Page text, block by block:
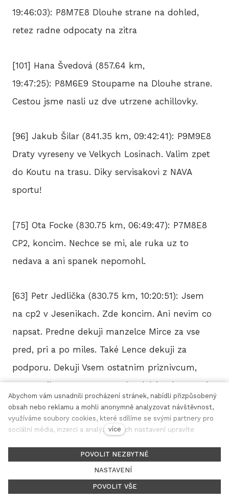
19:46:03): P8M7E8 Dlouhe strane na dohled,
retez radne odpocaty na zitra
[101] Hana Švedová (857.64 km,
19:47:25): P8M6E9 Stoupame na Dlouhe strane.
Cestou jsme nasli uz dve utrzene achillovky.
[96] Jakub Šilar (841.35 km, 09:42:41): P9M9E8
Draty vyreseny ve Velkych Losinach. Valim zpet
do Koutu na trasu. Diky servisakovi z NAVA
sportu!
[75] Ota Focke (830.75 km, 06:49:47): P7M8E8
CP2, koncim. Nechce se mi, ale ruka uz to
nedava a ani spanek nepomohl.
[63] Petr Jedlička (830.75 km, 10:20:51): Jsem
na cp2 v Jesenikach. Zde koncim. Ani nevim co
napsat. Predne dekuji manzelce Mirce za vse
pred, pri a po miles. Také Lence dekuji za
podporu. Dekuji Vsem ostatnim priznivcum,
pomocnikum na CP a mnoha dalsim, bez cas by
to neslo. Drzim vsem co pokracuji palce, dojedte
ve zdravi a uzivejte si kazdy den.
[10] Radek Tichý (830.75 km, 09:26:40): P9M9E9
Abychom vám usnadnili procházení stránek, nabídli přizpůsobený
obsah nebo reklamu a mohli anonymně analyzovat návštěvnost,
využíváme soubory cookies, které sdílíme se svými partnery pro
sociální média, inzerci a analýzu. Jejich nastavení upravíte
patičce webu. Podrobnější informace najdete v našich Zásadách
ochrany osobních údajů a používání souborů cookies. Souhlasíte
více
POVOLIT NEZBYTNÉ
NASTAVENÍ
POVOLIT VŠE